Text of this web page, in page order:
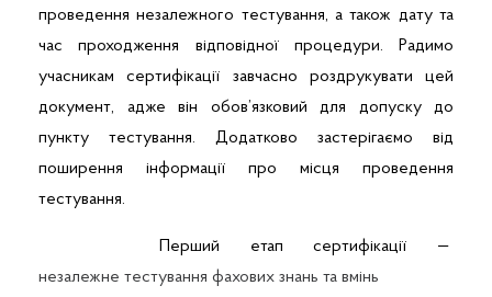
проведення незалежного тестування, а також дату та
час проходження відповідної процедури. Радимо
учасникам сертифікації завчасно роздрукувати цей
документ, адже він обов’язковий для допуску до
пункту тестування. Додатково застерігаємо від
поширення інформації про місця проведення
тестування.
Перший етап сертифікації —
незалежне тестування фахових знань та вмінь